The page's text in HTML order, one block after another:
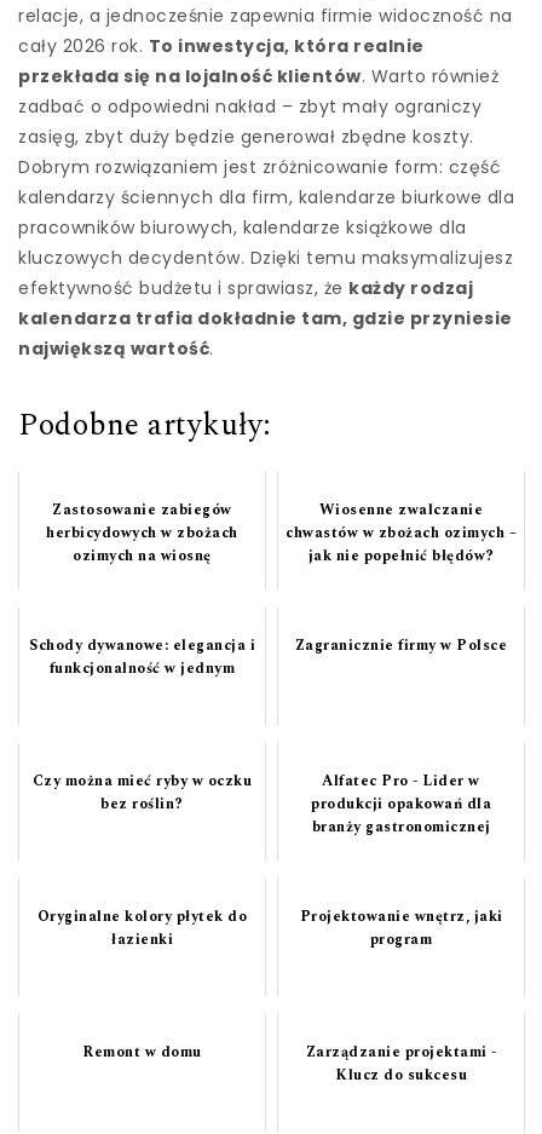
relacje, a jednocześnie zapewnia firmie widoczność na
cały 2026 rok. To inwestycja, która realnie
przekłada się na lojalność klientów. Warto również
zadbać o odpowiedni nakład – zbyt mały ograniczy
zasięg, zbyt duży będzie generował zbędne koszty.
Dobrym rozwiązaniem jest zróżnicowanie form: część
kalendarzy ściennych dla firm, kalendarze biurkowe dla
pracowników biurowych, kalendarze książkowe dla
kluczowych decydentów. Dzięki temu maksymalizujesz
efektywność budżetu i sprawiasz, że każdy rodzaj
kalendarza trafia dokładnie tam, gdzie przyniesie
największą wartość.
Podobne artykuły:
Zastosowanie zabiegów
herbicydowych w zbożach
ozimych na wiosnę
Wiosenne zwalczanie
chwastów w zbożach ozimych –
jak nie popełnić błędów?
Schody dywanowe: elegancja i
funkcjonalność w jednym
Zagranicznie firmy w Polsce
Czy można mieć ryby w oczku
bez roślin?
Alfatec Pro - Lider w
produkcji opakowań dla
branży gastronomicznej
Oryginalne kolory płytek do
łazienki
Projektowanie wnętrz, jaki
program
Remont w domu
Zarządzanie projektami -
Klucz do sukcesu